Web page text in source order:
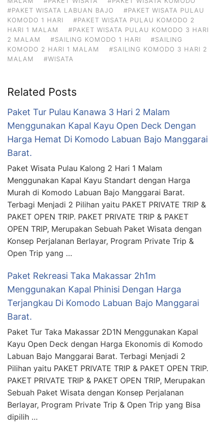
#PAKET WISATA LABUAN BAJO
#PAKET WISATA PULAU
KOMODO 1 HARI
#PAKET WISATA PULAU KOMODO 2
HARI 1 MALAM
#PAKET WISATA PULAU KOMODO 3 HARI
2 MALAM
#SAILING KOMODO 1 HARI
#SAILING
KOMODO 2 HARI 1 MALAM
#SAILING KOMODO 3 HARI 2
MALAM
#WISATA
Related Posts
Paket Tur Pulau Kanawa 3 Hari 2 Malam
Menggunakan Kapal Kayu Open Deck Dengan
Harga Hemat Di Komodo Labuan Bajo Manggarai
Barat.
Paket Wisata Pulau Kalong 2 Hari 1 Malam
Menggunakan Kapal Kayu Standart dengan Harga
Murah di Komodo Labuan Bajo Manggarai Barat.
Terbagi Menjadi 2 Pilihan yaitu PAKET PRIVATE TRIP &
PAKET OPEN TRIP. PAKET PRIVATE TRIP & PAKET
OPEN TRIP, Merupakan Sebuah Paket Wisata dengan
Konsep Perjalanan Berlayar, Program Private Trip &
Open Trip yang …
Paket Rekreasi Taka Makassar 2h1m
Menggunakan Kapal Phinisi Dengan Harga
Terjangkau Di Komodo Labuan Bajo Manggarai
Barat.
Paket Tur Taka Makassar 2D1N Menggunakan Kapal
Kayu Open Deck dengan Harga Ekonomis di Komodo
Labuan Bajo Manggarai Barat. Terbagi Menjadi 2
Pilihan yaitu PAKET PRIVATE TRIP & PAKET OPEN TRIP.
PAKET PRIVATE TRIP & PAKET OPEN TRIP, Merupakan
Sebuah Paket Wisata dengan Konsep Perjalanan
Berlayar, Program Private Trip & Open Trip yang Bisa
dipilih …